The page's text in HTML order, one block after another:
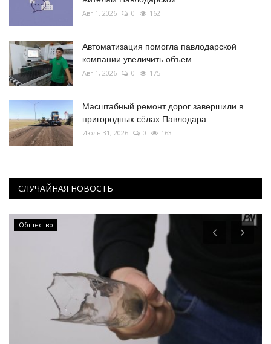
Авг 1, 2026 0 162
Автоматизация помогла павлодарской
компании увеличить объем...
Авг 1, 2026 0 175
Масштабный ремонт дорог завершили в
пригородных сёлах Павлодара
Июль 31, 2026 0 163
СЛУЧАЙНАЯ НОВОСТЬ
Инфраструктура